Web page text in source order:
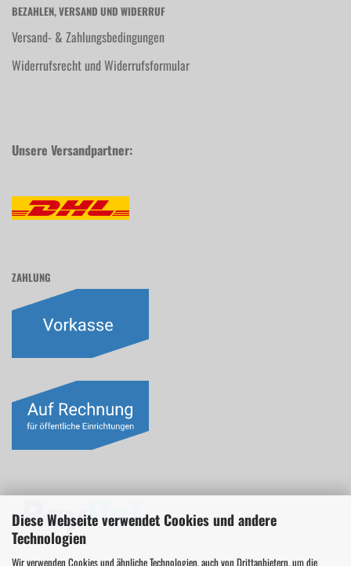
Diese Webseite verwendet Cookies und andere
Technologien
Wir verwenden Cookies und ähnliche Technologien, auch von Drittanbietern, um die
BEZAHLEN, VERSAND UND WIDERRUF
Versand- & Zahlungsbedingungen
Widerrufsrecht und Widerrufsformular
Unsere Versandpartner:
ZAHLUNG